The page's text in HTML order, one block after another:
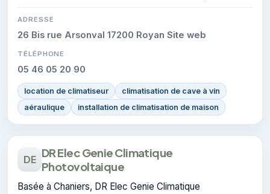
ADRESSE
26 Bis rue Arsonval 17200 Royan Site web
TÉLÉPHONE
05 46 05 20 90
location de climatiseur
climatisation de cave à vin
aéraulique
installation de climatisation de maison
DE DR Elec Genie Climatique
Photovoltaique
Basée à Chaniers, DR Elec Genie Climatique